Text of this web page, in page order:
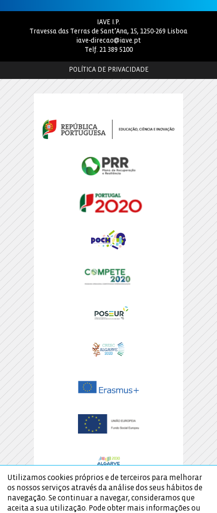
IAVE I.P.
Travessa das Terras de Sant’Ana, 15, 1250-269 Lisboa
iave-direcao@iave.pt
Telf. 21 389 5100
POLÍTICA DE PRIVACIDADE
Utilizamos cookies próprios e de terceiros para melhorar
os nossos serviços através da análise dos seus hábitos de
navegação. Se continuar a navegar, consideramos que
aceita a sua utilização. Pode obter mais informações ou